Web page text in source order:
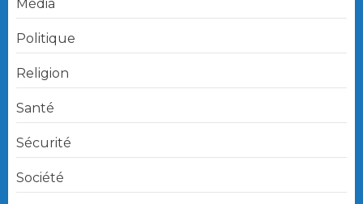
Média
Politique
Religion
Santé
Sécurité
Société